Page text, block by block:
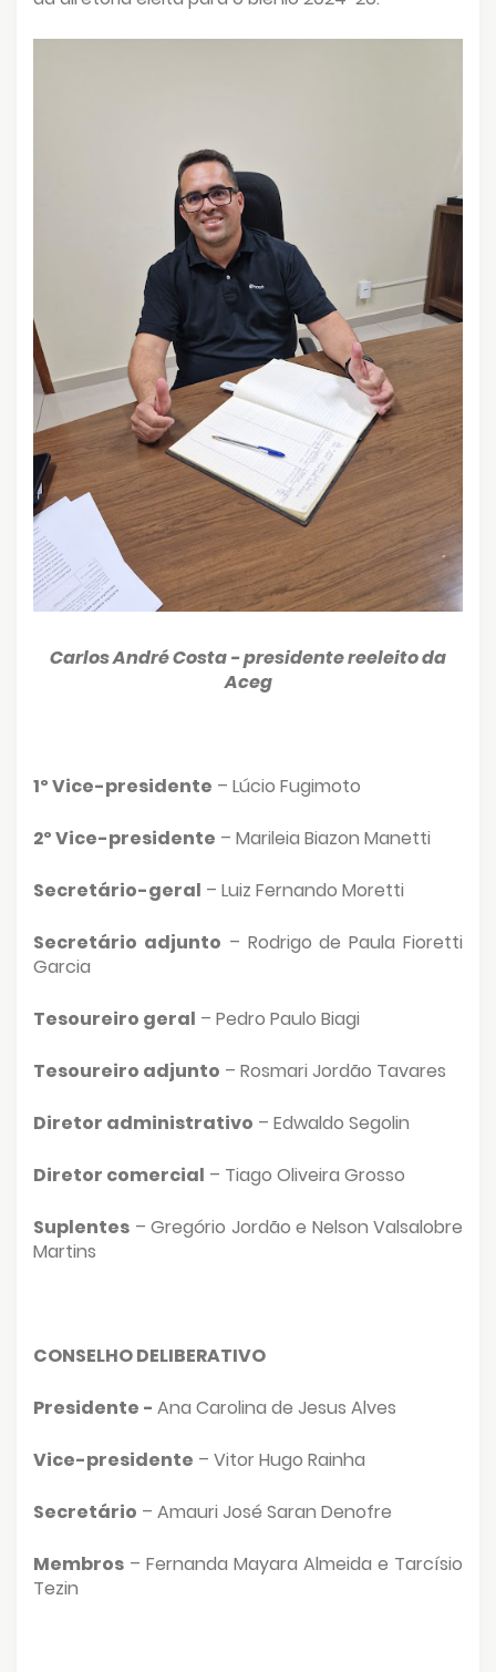
Carlos André Costa - presidente reeleito da
Aceg
1º Vice-presidente – Lúcio Fugimoto
2º Vice-presidente – Marileia Biazon Manetti
Secretário-geral – Luiz Fernando Moretti
Secretário adjunto – Rodrigo de Paula Fioretti
Garcia
Tesoureiro geral – Pedro Paulo Biagi
Tesoureiro adjunto – Rosmari Jordão Tavares
Diretor administrativo – Edwaldo Segolin
Diretor comercial – Tiago Oliveira Grosso
Suplentes – Gregório Jordão e Nelson Valsalobre
Martins
CONSELHO DELIBERATIVO
Presidente - Ana Carolina de Jesus Alves
Vice-presidente – Vitor Hugo Rainha
Secretário – Amauri José Saran Denofre
Membros – Fernanda Mayara Almeida e Tarcísio
Tezin